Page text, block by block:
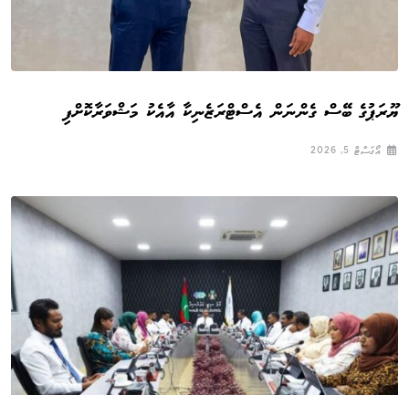
ޔޫރަޕުގެ ބޭސް ގެންނަން އެސްޓްރަޒެނިކާ އާއެކު މަޝްވަރާކޮށްފި
އޯގަސްޓް 5, 2026